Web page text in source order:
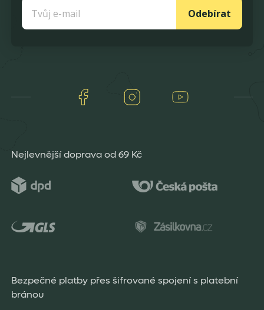
Odebírat
Facebook Instagram
Nejlevnější doprava od 69 Kč
Bezpečné platby přes šifrované spojení s platební
bránou